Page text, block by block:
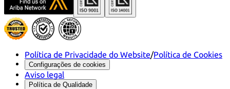
Política de Privacidade do Website/Política de Cookies
Configurações de cookies
Aviso legal
Política de Qualidade